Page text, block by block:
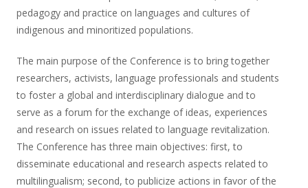
pedagogy and practice on languages and cultures of
indigenous and minoritized populations.
The main purpose of the Conference is to bring together
researchers, activists, language professionals and students
to foster a global and interdisciplinary dialogue and to
serve as a forum for the exchange of ideas, experiences
and research on issues related to language revitalization.
The Conference has three main objectives: first, to
disseminate educational and research aspects related to
multilingualism; second, to publicize actions in favor of the